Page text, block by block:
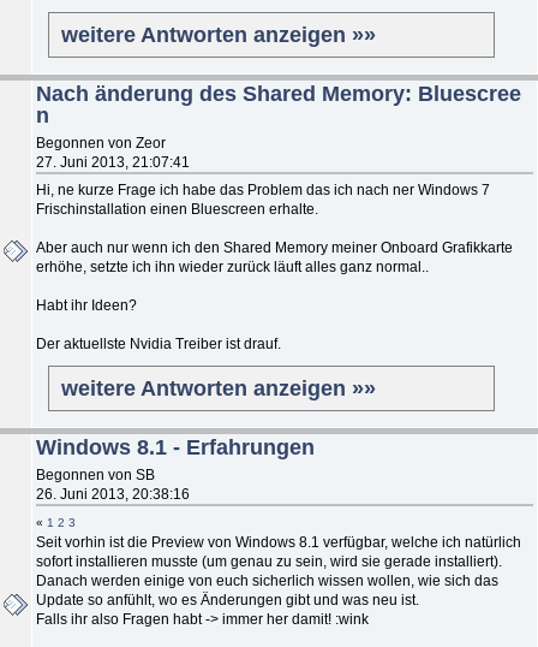
weitere Antworten anzeigen »»
Nach änderung des Shared Memory: Bluescree
n
Begonnen von Zeor
27. Juni 2013, 21:07:41
Hi, ne kurze Frage ich habe das Problem das ich nach ner Windows 7
Frischinstallation einen Bluescreen erhalte.
Aber auch nur wenn ich den Shared Memory meiner Onboard Grafikkarte
erhöhe, setzte ich ihn wieder zurück läuft alles ganz normal..
Habt ihr Ideen?
Der aktuellste Nvidia Treiber ist drauf.
weitere Antworten anzeigen »»
Windows 8.1 - Erfahrungen
Begonnen von SB
26. Juni 2013, 20:38:16
« 1 2 3
Seit vorhin ist die Preview von Windows 8.1 verfügbar, welche ich natürlich
sofort installieren musste (um genau zu sein, wird sie gerade installiert).
Danach werden einige von euch sicherlich wissen wollen, wie sich das
Update so anfühlt, wo es Änderungen gibt und was neu ist.
Falls ihr also Fragen habt -> immer her damit! :wink